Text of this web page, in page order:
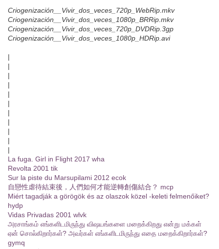
Criogenización__Vivir_dos_veces_720p_WebRip.mkv
Criogenización__Vivir_dos_veces_1080p_BRRip.mkv
Criogenización__Vivir_dos_veces_720p_DVDRip.3gp
Criogenización__Vivir_dos_veces_1080p_HDRip.avi
|
|
|
|
|
|
|
|
|
|
|
La fuga. Girl in Flight 2017 wha
Revolta 2001 tik
Sur la piste du Marsupilami 2012 ecok
自戀性虐待結束後，人們如何才能逆轉創傷結合？ mcp
Miért tagadják a görögök és az olaszok közel -keleti felmenőiket?
hydp
Vidas Privadas 2001 wlvk
அரசாங்கம் எங்களிடமிருந்து விஷயங்களை மறைக்கிறது என்று மக்கள்
ஏன் சொல்கிறார்கள்? அவர்கள் எங்களிடமிருந்து எதை மறைக்கிறார்கள்?
gymq